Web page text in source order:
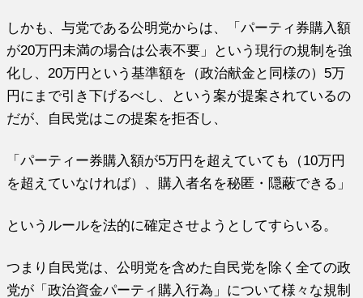
しかも、与党である公明党からは、「パーティ券購入額
が20万円未満の場合は公表不要」という現行の規制を強
化し、20万円という基準額を（政治献金と同様の）5万
円にまで引き下げるべし、という案が提案されているの
だが、自民党はこの提案を拒否し、
「パーティー券購入額が5万円を超えていても（10万円
を超えていなければ）、購入者名を秘匿・隠蔽できる」
というルールを法的に確定させようとしてすらいる。
つまり自民党は、公明党を含めた自民党を除く全ての政
党が「政治資金パーティ購入行為」について様々な規制